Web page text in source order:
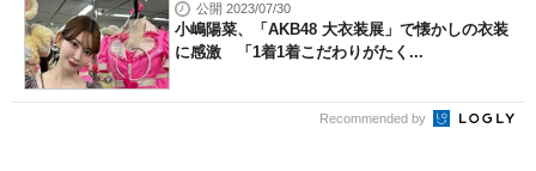
公開 2023/07/30
小嶋陽菜、「AKB48 大衣装展」で懐かしの衣装
に感激 「1着1着こだわりがたく...
Recommended by